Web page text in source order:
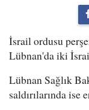
İsrail ordusu
Lübnan'da iki
Lübnan Sağlık
saldırılarında ise